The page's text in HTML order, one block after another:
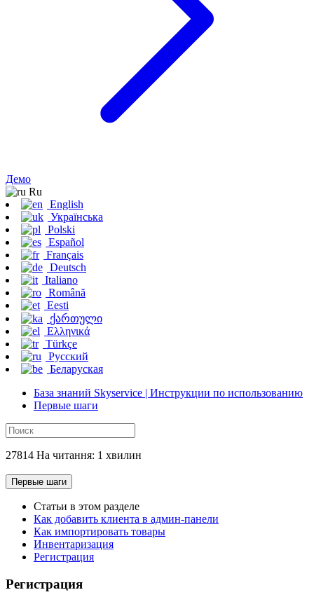
Демо
Ru
English
Українська
Polski
Español
Français
Deutsch
Italiano
Română
Eesti
ქართული
Ελληνικά
Türkçe
Русский
Беларуская
База знаний Skyservice | Инструкции по использованию
Первые шаги
27814 На читання: 1 хвилин
Первые шаги
Статьи в этом разделе
Как добавить клиента в админ-панели
Как импортировать товары
Инвентаризация
Регистрация
Регистрация